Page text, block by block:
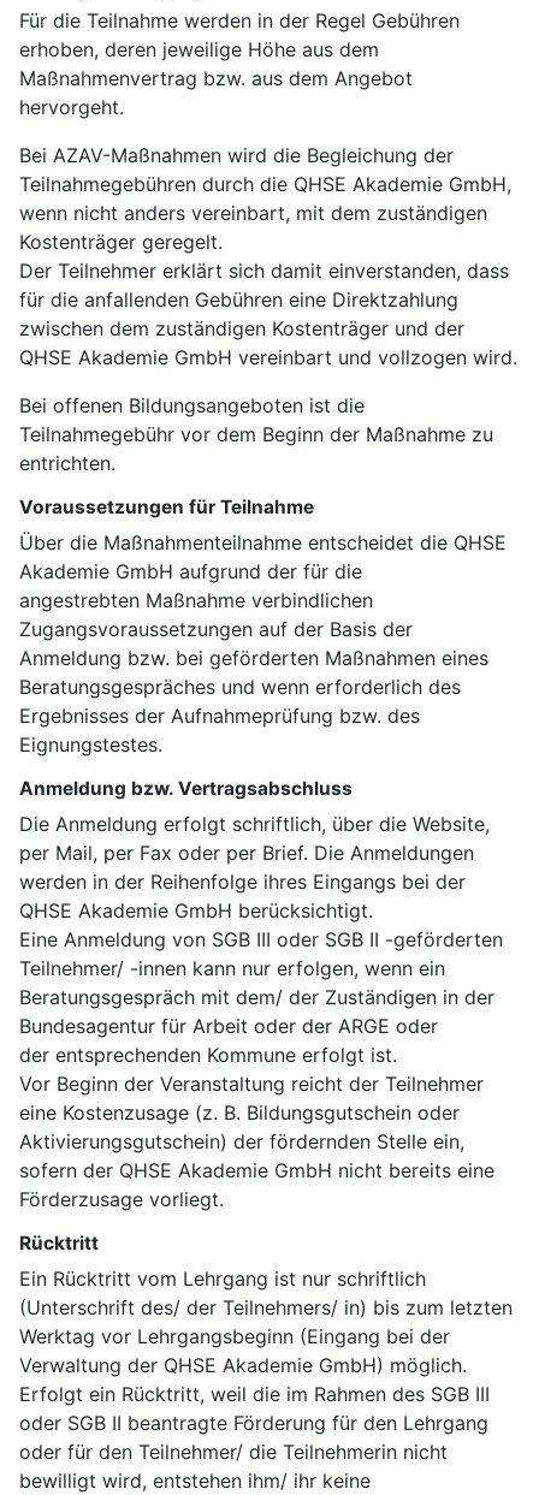
Für die Teilnahme werden in der Regel Gebühren
erhoben, deren jeweilige Höhe aus dem
Maßnahmenvertrag bzw. aus dem Angebot
hervorgeht.
Bei AZAV-Maßnahmen wird die Begleichung der
Teilnahmegebühren durch die QHSE Akademie GmbH,
wenn nicht anders vereinbart, mit dem zuständigen
Kostenträger geregelt.
Der Teilnehmer erklärt sich damit einverstanden, dass
für die anfallenden Gebühren eine Direktzahlung
zwischen dem zuständigen Kostenträger und der
QHSE Akademie GmbH vereinbart und vollzogen wird.
Bei offenen Bildungsangeboten ist die
Teilnahmegebühr vor dem Beginn der Maßnahme zu
entrichten.
Voraussetzungen für Teilnahme
Über die Maßnahmenteilnahme entscheidet die QHSE
Akademie GmbH aufgrund der für die
angestrebten Maßnahme verbindlichen
Zugangsvoraussetzungen auf der Basis der
Anmeldung bzw. bei geförderten Maßnahmen eines
Beratungsgespräches und wenn erforderlich des
Ergebnisses der Aufnahmeprüfung bzw. des
Eignungstestes.
Anmeldung bzw. Vertragsabschluss
Die Anmeldung erfolgt schriftlich, über die Website,
per Mail, per Fax oder per Brief. Die Anmeldungen
werden in der Reihenfolge ihres Eingangs bei der
QHSE Akademie GmbH berücksichtigt.
Eine Anmeldung von SGB III oder SGB II -geförderten
Teilnehmer/ -innen kann nur erfolgen, wenn ein
Beratungsgespräch mit dem/ der Zuständigen in der
Bundesagentur für Arbeit oder der ARGE oder
der entsprechenden Kommune erfolgt ist.
Vor Beginn der Veranstaltung reicht der Teilnehmer
eine Kostenzusage (z. B. Bildungsgutschein oder
Aktivierungsgutschein) der fördernden Stelle ein,
sofern der QHSE Akademie GmbH nicht bereits eine
Förderzusage vorliegt.
Rücktritt
Ein Rücktritt vom Lehrgang ist nur schriftlich
(Unterschrift des/ der Teilnehmers/ in) bis zum letzten
Werktag vor Lehrgangsbeginn (Eingang bei der
Verwaltung der QHSE Akademie GmbH) möglich.
Erfolgt ein Rücktritt, weil die im Rahmen des SGB III
oder SGB II beantragte Förderung für den Lehrgang
oder für den Teilnehmer/ die Teilnehmerin nicht
bewilligt wird, entstehen ihm/ ihr keine